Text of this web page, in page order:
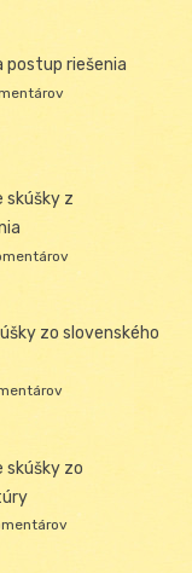
postup riešenia
skúšky z
zo slovenského
skúšky zo